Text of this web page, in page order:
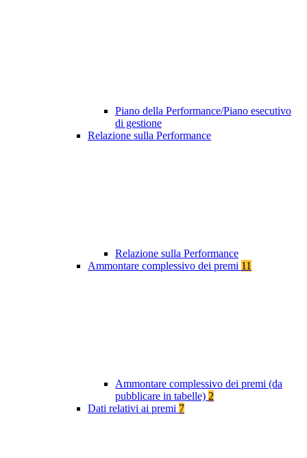
Piano della Performance/Piano esecutivo
di gestione
Relazione sulla Performance
Relazione sulla Performance
Ammontare complessivo dei premi 11
Ammontare complessivo dei premi (da
pubblicare in tabelle) 2
Dati relativi ai premi 7